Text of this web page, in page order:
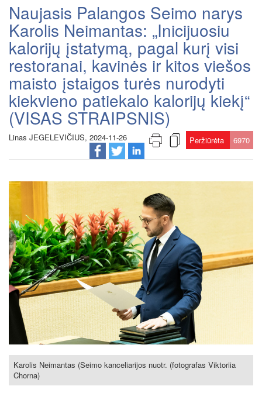
Naujasis Palangos Seimo narys
Karolis Neimantas: „Inicijuosiu
kalorijų įstatymą, pagal kurį visi
restoranai, kavinės ir kitos viešos
maisto įstaigos turės nurodyti
kiekvieno patiekalo kalorijų kiekį“
(VISAS STRAIPSNIS)
Linas JEGELEVIČIUS, 2024-11-26 Peržiūrėta 6970
Karolis Neimantas (Seimo kanceliarijos nuotr. (fotografas Viktoriia
Chorna)